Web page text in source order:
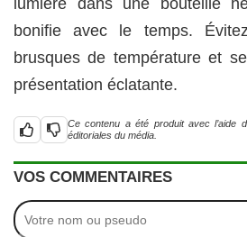
lumière dans une bouteille
bonifie avec le temps.
brusques de température et
présentation éclatante.
Ce contenu a été produit avec l’aide
éditoriales du média.
VOS COMMENTAIRES